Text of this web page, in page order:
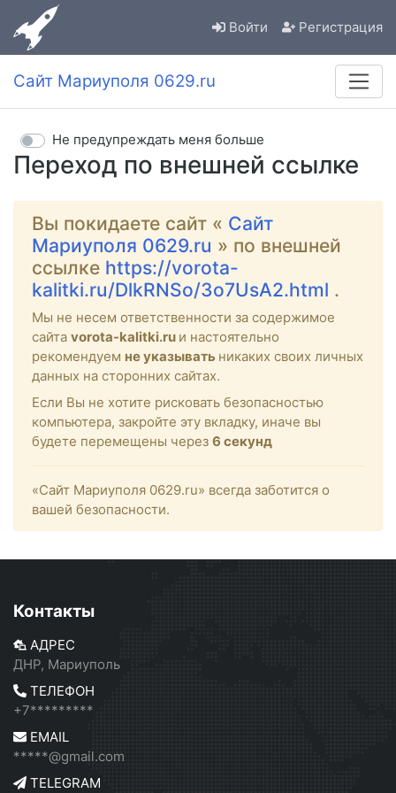
Войти Регистрация
Сайт Мариуполя 0629.ru
Переход по внешней ссылке
Не предупреждать меня больше
Вы покидаете сайт « Сайт
Мариуполя 0629.ru » по внешней
ссылке https://vorota-
kalitki.ru/DlkRNSo/3o7UsA2.html .
Мы не несем ответственности за содержимое
сайта vorota-kalitki.ru и настоятельно
рекомендуем не указывать никаких своих личных
данных на сторонних сайтах.
Если Вы не хотите рисковать безопасностью
компьютера, закройте эту вкладку, иначе вы
будете перемещены через 6 секунд
«Сайт Мариуполя 0629.ru» всегда заботится о
вашей безопасности.
Контакты
АДРЕС
ДНР, Мариуполь
ТЕЛЕФОН
+7*********
EMAIL
*****@gmail.com
TELEGRAM